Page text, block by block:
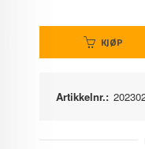
KJØP
Artikkelnr.: